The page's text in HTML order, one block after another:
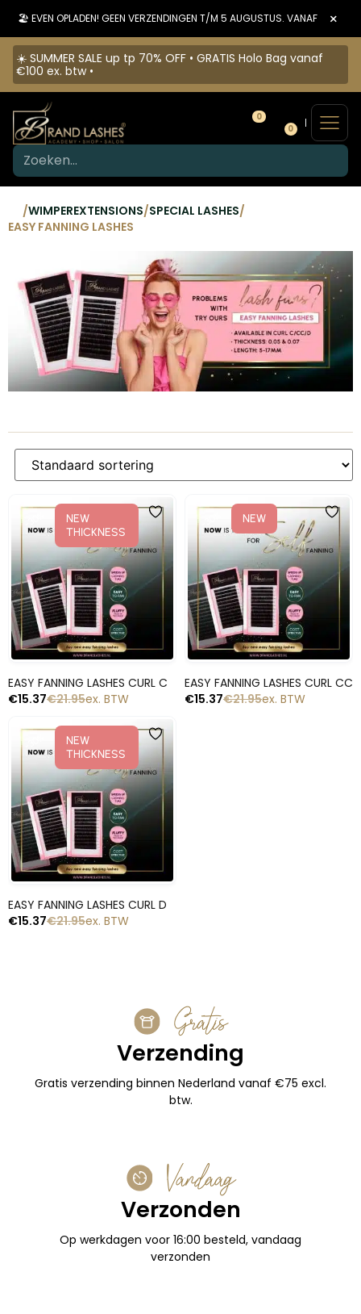
🏖️ EVEN OPLADEN! GEEN VERZENDINGEN T/M 5 AUGUSTUS. VANAF 6 ×
☀️ SUMMER SALE up tp 70% OFF • GRATIS Holo Bag vanaf
€100 ex. btw •
0
0
/WIMPEREXTENSIONS/SPECIAL LASHES/
EASY FANNING LASHES
-30%
NEW
THICKNESS
EASY FANNING LASHES CURL C
€21.95
€15.37 ex. BTW
-30% NEW
EASY FANNING LASHES CURL CC
€21.95
€15.37 ex. BTW
-30%
NEW
THICKNESS
EASY FANNING LASHES CURL D
€21.95
€15.37 ex. BTW
Gratis
Verzending
Gratis verzending binnen Nederland vanaf €75 excl.
btw.
Vandaag
Verzonden
Op werkdagen voor 16:00 besteld, vandaag
verzonden